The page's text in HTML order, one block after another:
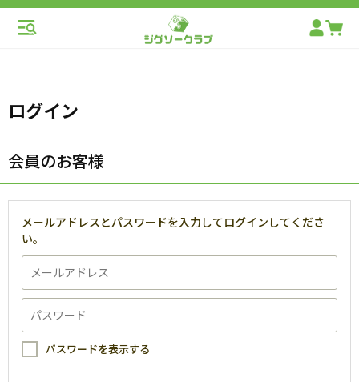
ログイン
会員のお客様
メールアドレスとパスワードを入力してログインしてくださ
い。
パスワードを表示する